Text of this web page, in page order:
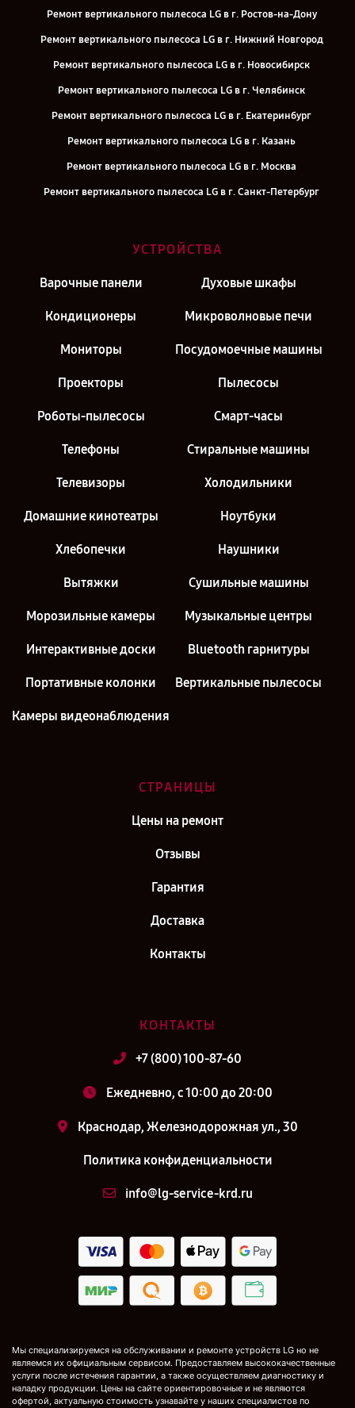
Ремонт вертикального пылесоса LG в г. Ростов-на-Дону
Ремонт вертикального пылесоса LG в г. Нижний Новгород
Ремонт вертикального пылесоса LG в г. Новосибирск
Ремонт вертикального пылесоса LG в г. Челябинск
Ремонт вертикального пылесоса LG в г. Екатеринбург
Ремонт вертикального пылесоса LG в г. Казань
Ремонт вертикального пылесоса LG в г. Москва
Ремонт вертикального пылесоса LG в г. Санкт-Петербург
УСТРОЙСТВА
Варочные панели Духовые шкафы
Кондиционеры Микроволновые печи
Мониторы Посудомоечные машины
Проекторы Пылесосы
Роботы-пылесосы Смарт-часы
Телефоны Стиральные машины
Телевизоры Холодильники
Домашние кинотеатры Ноутбуки
Хлебопечки Наушники
Вытяжки Сушильные машины
Морозильные камеры Музыкальные центры
Интерактивные доски Bluetooth гарнитуры
Портативные колонки Вертикальные пылесосы
Камеры видеонаблюдения
СТРАНИЦЫ
Цены на ремонт
Отзывы
Гарантия
Доставка
Контакты
КОНТАКТЫ
+7 (800) 100-87-60
Ежедневно, с 10:00 до 20:00
Краснодар, Железнодорожная ул., 30
Политика конфиденциальности
info@lg-service-krd.ru
Мы специализируемся на обслуживании и ремонте устройств LG но не
являемся их официальным сервисом. Предоставляем высококачественные
услуги после истечения гарантии, а также осуществляем диагностику и
наладку продукции. Цены на сайте ориентировочные и не являются
офертой, актуальную стоимость узнавайте у наших специалистов по